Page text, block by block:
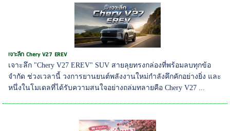
เจาะลึก Chery V27 EREV
เจาะลึก "Chery V27 EREV" SUV สายลุยทรงกล่องที่พร้อมลบทุกข้อ
จำกัด ช่วงเวลานี้ วงการยานยนต์พลังงานใหม่กำลังคึกคักอย่างยิ่ง และ
หนึ่งในโมเดลที่ได้รับความสนใจอย่างถล่มทลายคือ Chery V27 ...